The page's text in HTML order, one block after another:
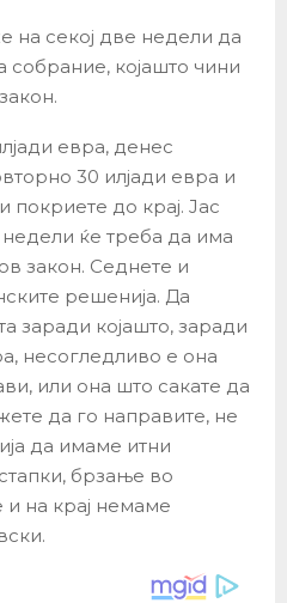
на секој две недели да
собрание, којашто чини
евра, денес
30 илјади евра и
покриете до крај. Јас
ќе треба да има
закон. Седнете и
решенија. Да
заради којашто, заради
несогледливо е она
или она што сакате да
да го направите, не
да имаме итни
брзање во
и на крај немаме